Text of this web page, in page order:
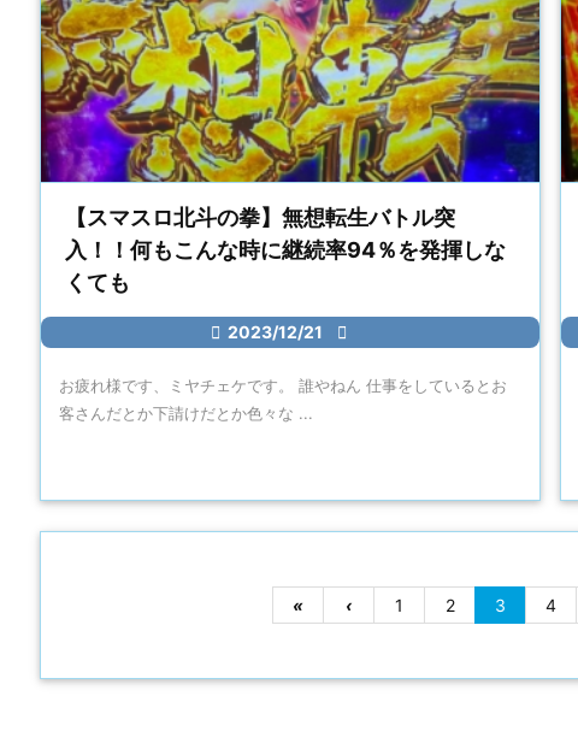
【スマスロ北斗の拳】無想転生バトル突
入！！何もこんな時に継続率94％を発揮しな
くても
 2023/12/21 
お疲れ様です、ミヤチェケです。 誰やねん 仕事をしているとお
客さんだとか下請けだとか色々な ...
« ‹ 1 2 3 4